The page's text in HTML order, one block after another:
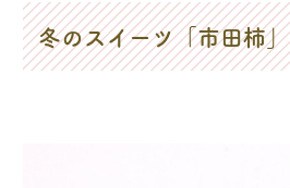
冬のスイーツ「市田柿